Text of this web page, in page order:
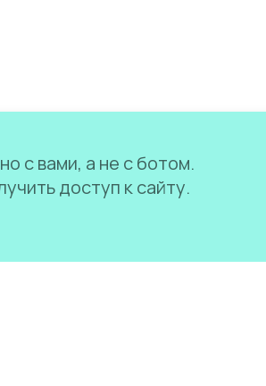
с вами, а не с ботом.
доступ к сайту.